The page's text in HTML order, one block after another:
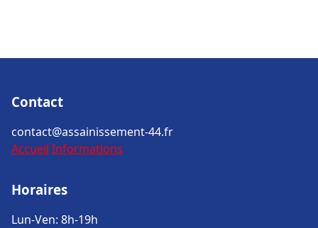
Contact
contact@assainissement-44.fr
Accueil Informations
Horaires
Lun-Ven: 8h-19h